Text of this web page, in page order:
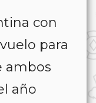
con
para
ambos
año